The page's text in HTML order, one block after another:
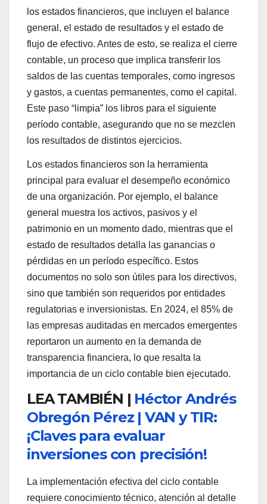
los estados financieros, que incluyen el balance
general, el estado de resultados y el estado de
flujo de efectivo. Antes de esto, se realiza el cierre
contable, un proceso que implica transferir los
saldos de las cuentas temporales, como ingresos
y gastos, a cuentas permanentes, como el capital.
Este paso “limpia” los libros para el siguiente
período contable, asegurando que no se mezclen
los resultados de distintos ejercicios.
Los estados financieros son la herramienta
principal para evaluar el desempeño económico
de una organización. Por ejemplo, el balance
general muestra los activos, pasivos y el
patrimonio en un momento dado, mientras que el
estado de resultados detalla las ganancias o
pérdidas en un período específico. Estos
documentos no solo son útiles para los directivos,
sino que también son requeridos por entidades
regulatorias e inversionistas. En 2024, el 85% de
las empresas auditadas en mercados emergentes
reportaron un aumento en la demanda de
transparencia financiera, lo que resalta la
importancia de un ciclo contable bien ejecutado.
LEA TAMBIÉN | Héctor Andrés
Obregón Pérez | VAN y TIR:
¡Claves para evaluar
inversiones con precisión!
La implementación efectiva del ciclo contable
requiere conocimiento técnico, atención al detalle